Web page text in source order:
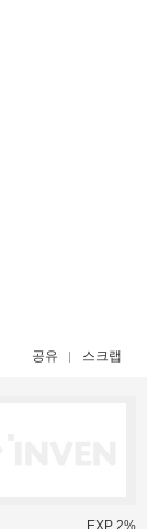
공유 스크랩
EXP 2%